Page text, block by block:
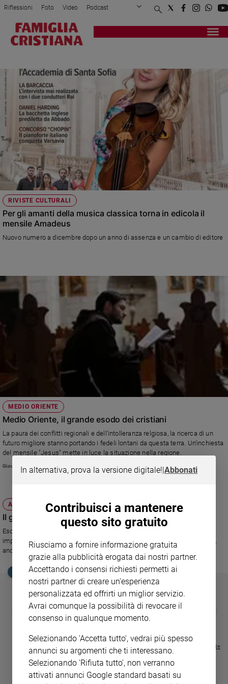
Attualità
Mondo
Economia
Legalità
giustizia
Sport
Interviste
Papa
Papa
Chiesa
e
Santi
Santo
giorno
e
valori
Volontariato
Diritti
Aziende
di
valore
della
settimana
Migranti
Diversità
Costume
Cultura
spettacoli
Riflessioni Foto Video Podcast
Privacy Policy Chi siamo
Registrati Redazione
RIVISTE CULTURALI
Per gli amanti della musica classica torna in edicola il
mensile Amadeus
Nuovo numero a dicembre dopo un anno di assenza e un cambio di editore
MEDIO ORIENTE
Medio Oriente, il grande esodo dei cristiani
La paura dei conflitti regionali e dell'intolleranza relgiosa, la ricerca di un
futuro migliore stanno portando i fedeli lontani da questa terra. Un'inchiesta
del mensile "Jesus" mette in luce la situazione nella regione.
Giovanni Ferrò
ATTUALITÀ
Il giornale dei nuovi italiani
Esce "Melting" il mensile per gli stranieri. L'informazione per integrare e
imparare la lingua. Reportage e notizie di servizio sulla nostra burocrazia,
anche via audio.
EDICOLA SAN PAOLO
GBABY
€ 34,80 € 21,90 37%
FAMIGLIA CRISTIANA
€ 104,00 € 83,00
Visualizza tutte le riviste
In alternativa, prova la versione digitale!|Abbonati
Contribuisci a mantenere
questo sito gratuito
Riusciamo a fornire informazione gratuita
grazie alla pubblicità erogata dai nostri partner.
Accettando i consensi richiesti permetti ai
nostri partner di creare un'esperienza
personalizzata ed offrirti un miglior servizio.
Avrai comunque la possibilità di revocare il
consenso in qualunque momento.
Selezionando 'Accetta tutto', vedrai più spesso
annunci su argomenti che ti interessano.
Selezionando 'Rifiuta tutto', non verranno
attivati annunci Google standard basati su